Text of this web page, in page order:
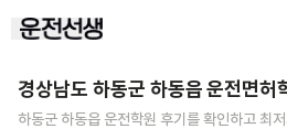
경상남도 하동군 하동읍운전면허
하동군 하동읍 운전학원 후기를 확인하고 최